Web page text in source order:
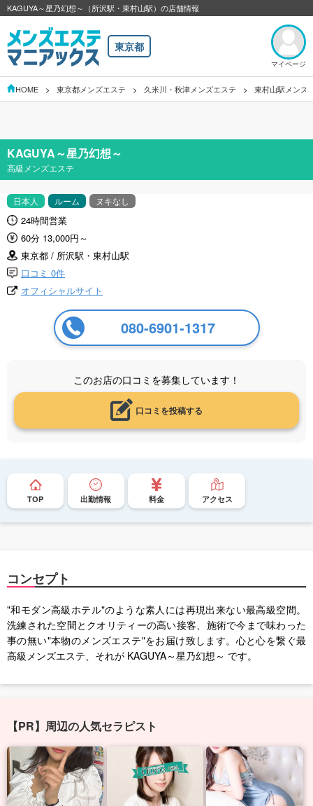
KAGUYA～星乃幻想～（所沢駅・東村山駅）の店舗情報
東京都
マイページ
HOME 東京都メンズエステ 久米川・秋津メンズエステ 東村山駅メンズ
KAGUYA～星乃幻想～
高級メンズエステ
日本人 ルーム ヌキなし
24時間営業
60分 13,000円～
東京都 / 所沢駅・東村山駅
口コミ 0件
オフィシャルサイト
080-6901-1317
このお店の口コミを募集しています！
口コミを投稿する
TOP 出勤情報 料金 アクセス
コンセプト
"和モダン高級ホテル"のような素人には再現出来ない最高級空間。
洗練された空間とクオリティーの高い接客、施術で今まで味わった
事の無い"本物のメンズエステ"をお届け致します。心と心を繋ぐ最
高級メンズエステ、それが KAGUYA～星乃幻想～ です。
【PR】周辺の人気セラピスト